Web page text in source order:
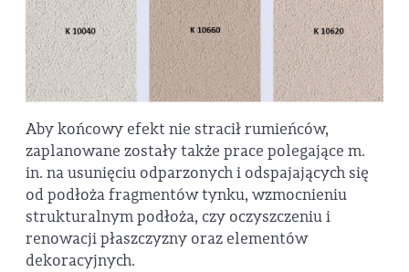
Aby końcowy efekt nie stracił rumieńców,
zaplanowane zostały także prace polegające m.
in. na usunięciu odparzonych i odspajających się
od podłoża fragmentów tynku, wzmocnieniu
strukturalnym podłoża, czy oczyszczeniu i
renowacji płaszczyzny oraz elementów
dekoracyjnych.